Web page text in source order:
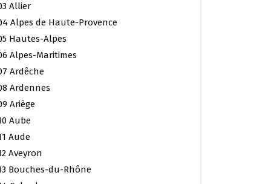
Allier
Alpes de Haute-Provence
Hautes-Alpes
Alpes-Maritimes
Ardêche
Ardennes
Ariège
Aube
Aude
Aveyron
Bouches-du-Rhône